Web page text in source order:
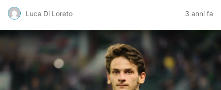
Luca Di Loreto 3 anni fa